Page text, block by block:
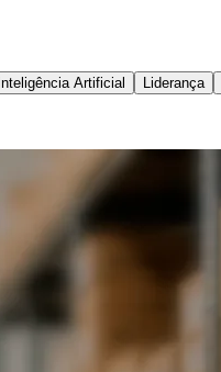
Inteligência Artificial Liderança